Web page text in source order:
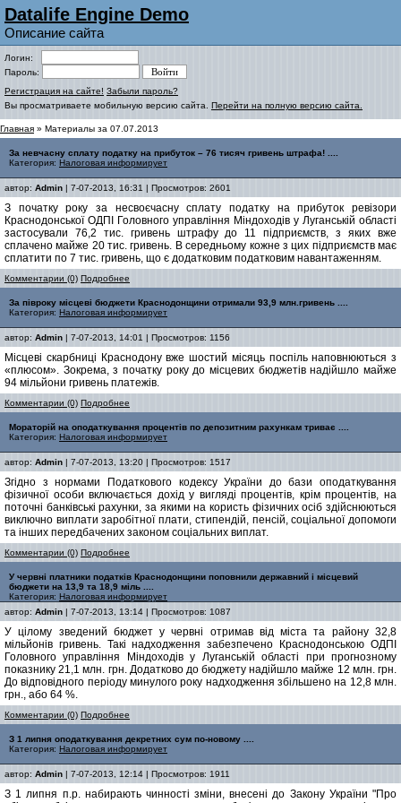
Datalife Engine Demo
Описание сайта
Логин:
Пароль:
Регистрация на сайте! Забыли пароль?
Вы просматриваете мобильную версию сайта. Перейти на полную версию сайта.
Главная » Материалы за 07.07.2013
За невчасну сплату податку на прибуток – 76 тисяч гривень штрафа! ....
Категория: Налоговая информирует
автор: Admin | 7-07-2013, 16:31 | Просмотров: 2601
З початку року за несвоєчасну сплату податку на прибуток ревізори
Краснодонської ОДПІ Головного управління Міндоходів у Луганській області
застосували 76,2 тис. гривень штрафу до 11 підприємств, з яких вже
сплачено майже 20 тис. гривень. В середньому кожне з цих підприємств має
сплатити по 7 тис. гривень, що є додатковим податковим навантаженням.
Комментарии (0) Подробнее
За півроку місцеві бюджети Краснодонщини отримали 93,9 млн.гривень ....
Категория: Налоговая информирует
автор: Admin | 7-07-2013, 14:01 | Просмотров: 1156
Місцеві скарбниці Краснодону вже шостий місяць поспіль наповнюються з
«плюсом». Зокрема, з початку року до місцевих бюджетів надійшло майже
94 мільйони гривень платежів.
Комментарии (0) Подробнее
Мораторій на оподаткування процентів по депозитним рахункам триває ....
Категория: Налоговая информирует
автор: Admin | 7-07-2013, 13:20 | Просмотров: 1517
Згідно з нормами Податкового кодексу України до бази оподаткування
фізичної особи включається дохід у вигляді процентів, крім процентів, на
поточні банківські рахунки, за якими на користь фізичних осіб здійснюються
виключно виплати заробітної плати, стипендій, пенсій, соціальної допомоги
та інших передбачених законом соціальних виплат.
Комментарии (0) Подробнее
У червні платники податків Краснодонщини поповнили державний і місцевий
бюджети на 13,9 та 18,9 міль ....
Категория: Налоговая информирует
автор: Admin | 7-07-2013, 13:14 | Просмотров: 1087
У цілому зведений бюджет у червні отримав від міста та району 32,8
мільйонів гривень. Такі надходження забезпечено Краснодонською ОДПІ
Головного управління Міндоходів у Луганській області при прогнозному
показнику 21,1 млн. грн. Додатково до бюджету надійшло майже 12 млн. грн.
До відповідного періоду минулого року надходження збільшено на 12,8 млн.
грн., або 64 %.
Комментарии (0) Подробнее
З 1 липня оподаткування декретних сум по-новому ....
Категория: Налоговая информирует
автор: Admin | 7-07-2013, 12:14 | Просмотров: 1911
З 1 липня п.р. набирають чинності зміни, внесені до Закону України "Про